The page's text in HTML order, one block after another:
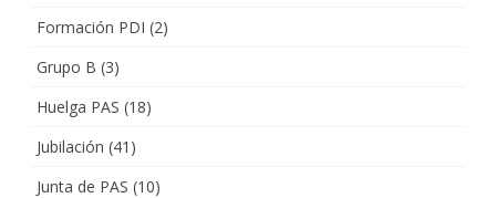
Formación PDI (2)
Grupo B (3)
Huelga PAS (18)
Jubilación (41)
Junta de PAS (10)